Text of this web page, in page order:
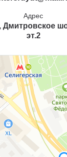
Адрес
Дмитровское
эт.2